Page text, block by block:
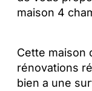
maison 4
Cette maison
rénovations
bien a une